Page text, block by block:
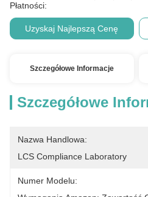
Płatności:
Uzyskaj Najlepszą Cenę
Szczegółowe Informacje
Szczegółowe
Nazwa Handlowa:
LCS Compliance Laboratory
Numer Modelu: